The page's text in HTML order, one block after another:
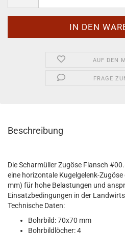
AUF DEN
FRAGE
Beschreibung
Die Scharmüller Zugöse Flansch
eine horizontale Kugelgelenk-
mm) für hohe Belastungen und
Einsatzbedingungen in der
Technische Daten:
Bohrbild: 70x70 mm
Bohrbildlöcher: 4